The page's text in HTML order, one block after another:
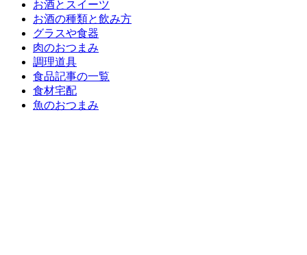
お酒とスイーツ
お酒の種類と飲み方
グラスや食器
肉のおつまみ
調理道具
食品記事の一覧
食材宅配
魚のおつまみ